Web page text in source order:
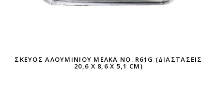
ΣΚΕΎΟΣ ΑΛΟΥΜΙΝΊΟΥ ΜΕΛΚΑ ΝΟ. R61G (ΔΙΑΣΤΆΣΕΙΣ
20,6 X 8,6 X 5,1 CM)